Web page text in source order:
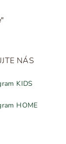
NÁS
KIDS
HOME